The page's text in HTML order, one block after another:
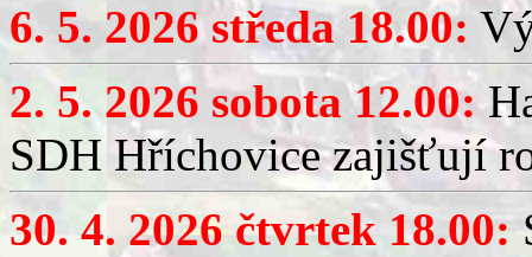
6. 5. 2026 středa 18.00:
2. 5. 2026 sobota 12.00:
SDH Hříchovice zajišťují
30. 4. 2026 čtvrtek 18.00: